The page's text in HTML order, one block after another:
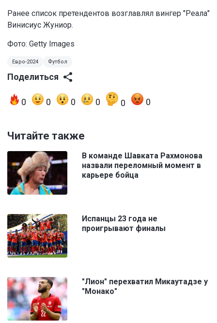
Ранее список претендентов возглавлял вингер "Реала"
Винисиус Жуниор.
Фото: Getty Images
Евро-2024 Футбол
Поделиться
0 0 0 0 0 0
Читайте также
В команде Шавката Рахмонова
назвали переломный момент в
карьере бойца
Испанцы 23 года не
проигрывают финалы
"Лион" перехватил Микаутадзе у
"Монако"